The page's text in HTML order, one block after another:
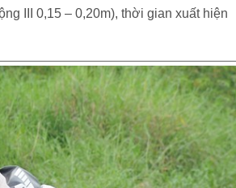
III 0,15 – 0,20m), thời gian xuất hiện